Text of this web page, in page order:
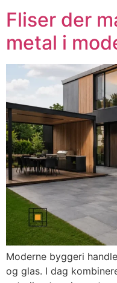
Fliser der
metal i
Moderne byggeri
og glas. I dag